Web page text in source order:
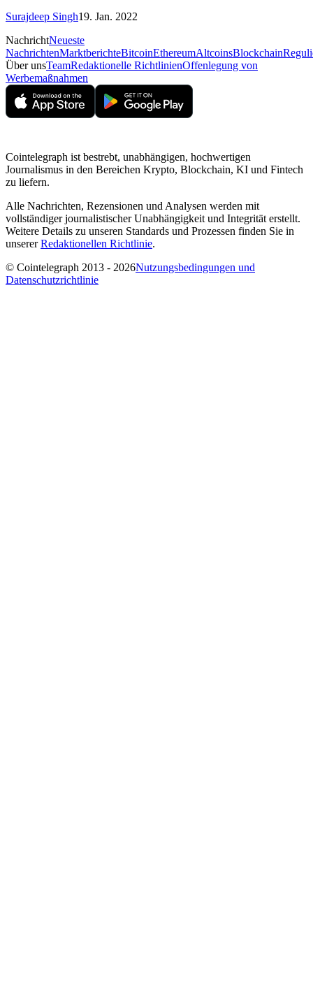
Surajdeep Singh19. Jan. 2022
NachrichtNeueste
NachrichtenMarktberichteBitcoinEthereumAltcoinsBlockchain
Über unsTeamRedaktionelle RichtlinienOffenlegung von
Werbemaßnahmen
Cointelegraph ist bestrebt, unabhängigen, hochwertigen
Journalismus in den Bereichen Krypto, Blockchain, KI und Fintech
zu liefern.
Alle Nachrichten, Rezensionen und Analysen werden mit
vollständiger journalistischer Unabhängigkeit und Integrität erstellt.
Weitere Details zu unseren Standards und Prozessen finden Sie in
unsererRedaktionellen Richtlinie.
© Cointelegraph 2013 - 2026Nutzungsbedingungen und
Datenschutzrichtlinie